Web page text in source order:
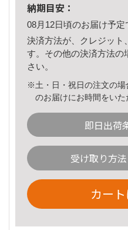
納期目安：
08月12日頃のお届け予定
決済方法が、クレジット
す。その他の決済方法の
さい。
※土・日・祝日の注文の場
のお届けにお時間をいた
即日出荷
受け取り方
カー